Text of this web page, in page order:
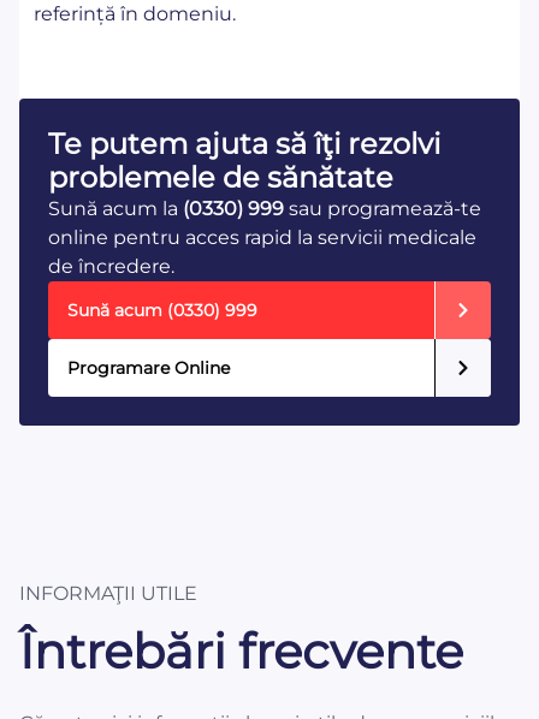
referință în domeniu.
Te putem ajuta să îţi rezolvi
problemele de sănătate
Sună acum la (0330) 999 sau programează-te
online pentru acces rapid la servicii medicale
de încredere.
Sună acum (0330) 999
Programare Online
INFORMAŢII UTILE
Întrebări frecvente